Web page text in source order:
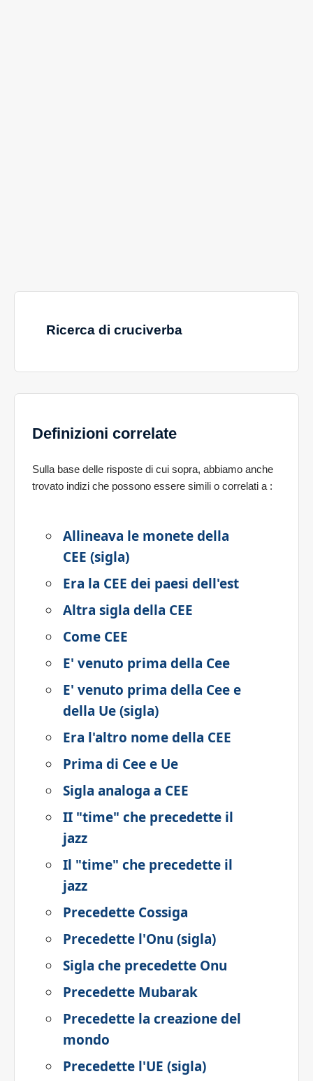
Ricerca di cruciverba
Definizioni correlate
Sulla base delle risposte di cui sopra, abbiamo anche
trovato indizi che possono essere simili o correlati a :
Allineava le monete della
CEE (sigla)
Era la CEE dei paesi dell'est
Altra sigla della CEE
Come CEE
E' venuto prima della Cee
E' venuto prima della Cee e
della Ue (sigla)
Era l'altro nome della CEE
Prima di Cee e Ue
Sigla analoga a CEE
II "time" che precedette il
jazz
Il "time" che precedette il
jazz
Precedette Cossiga
Precedette l'Onu (sigla)
Sigla che precedette Onu
Precedette Mubarak
Precedette la creazione del
mondo
Precedette l'UE (sigla)